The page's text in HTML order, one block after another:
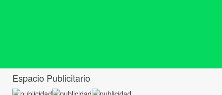
Espacio Publicitario